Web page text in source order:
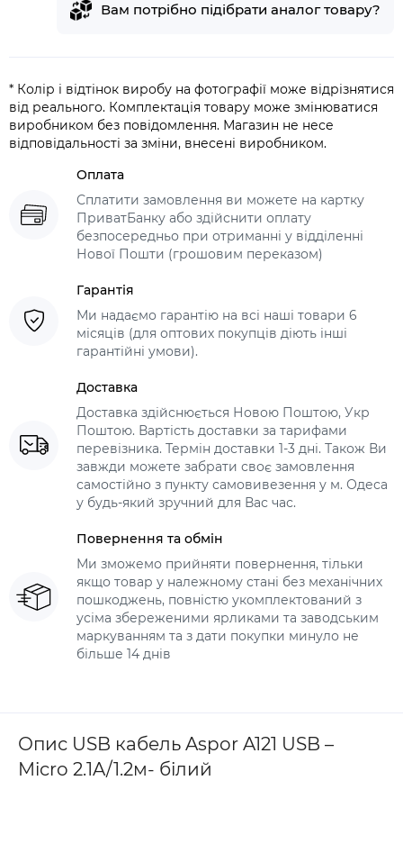
Вам потрібно підібрати аналог товару?
* Колір і відтінок виробу на фотографії може відрізнятися
від реального. Комплектація товару може змінюватися
виробником без повідомлення. Магазин не несе
відповідальності за зміни, внесені виробником.
Оплата
Сплатити замовлення ви можете на картку
ПриватБанку або здійснити оплату
безпосередньо при отриманні у відділенні
Нової Пошти (грошовим переказом)
Гарантія
Ми надаємо гарантію на всі наші товари 6
місяців (для оптових покупців діють інші
гарантійні умови).
Доставка
Доставка здійснюється Новою Поштою, Укр
Поштою. Вартість доставки за тарифами
перевізника. Термін доставки 1-3 дні. Також Ви
завжди можете забрати своє замовлення
самостійно з пункту самовивезення у м. Одеса
у будь-який зручний для Вас час.
Повернення та обмін
Ми зможемо прийняти повернення, тільки
якщо товар у належному стані без механічних
пошкоджень, повністю укомплектований з
усіма збереженими ярликами та заводським
маркуванням та з дати покупки минуло не
більше 14 днів
Опис USB кабель Aspor A121 USB –
Micro 2.1A/1.2м- білий